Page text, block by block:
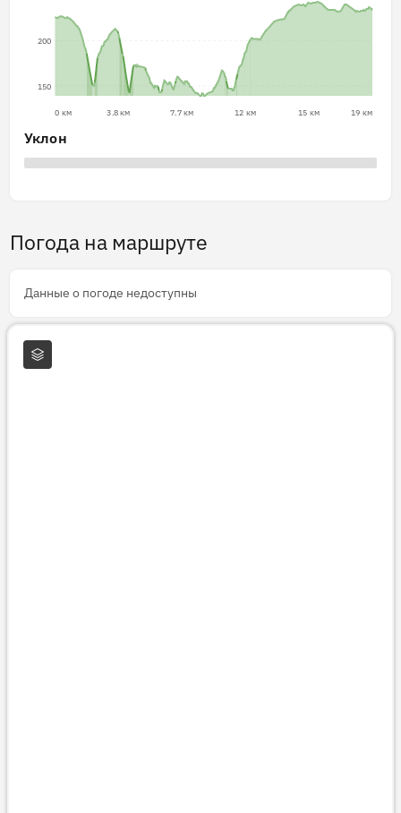
150
200
0 км 3.8 км 7.7 км 12 км 15 км 19 км
Уклон
Погода на маршруте
Данные о погоде недоступны